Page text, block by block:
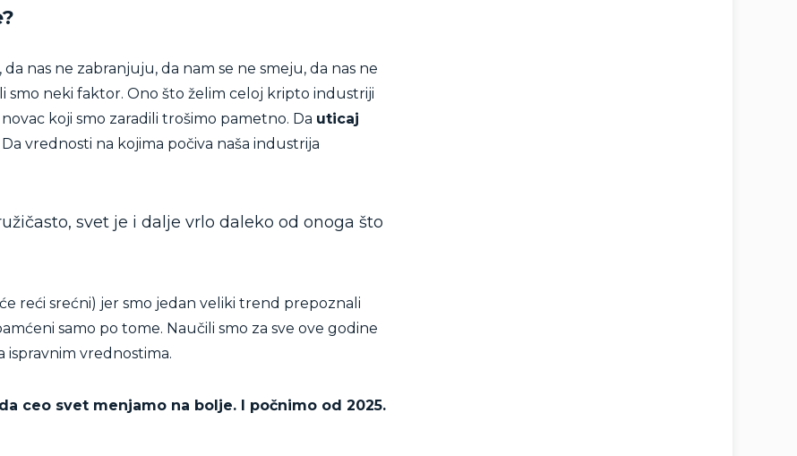
nas ne zabranjuju, da nam se ne smeju, da nas ne
smo neki faktor. Ono što želim celoj kripto industriji
koji smo zaradili trošimo pametno. Da uticaj
Da vrednosti na kojima počiva naša industrija
svet je i dalje vrlo daleko od onoga što
reći srećni) jer smo jedan veliki trend prepoznali
samo po tome. Naučili smo za sve ove godine
ispravnim vrednostima.
ceo svet menjamo na bolje. I počnimo od 2025.